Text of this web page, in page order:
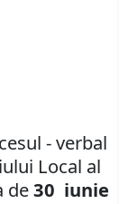
- verbal
Local al
de30 iunie